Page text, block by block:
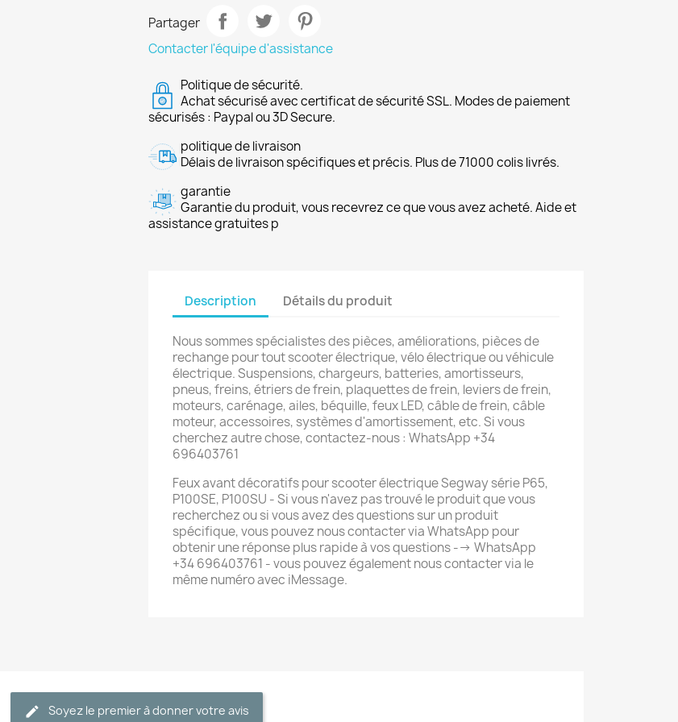
Partager
Contacter l'équipe d'assistance
Politique de sécurité.
Achat sécurisé avec certificat de sécurité SSL. Modes de paiement
sécurisés : Paypal ou 3D Secure.
politique de livraison
Délais de livraison spécifiques et précis. Plus de 71000 colis livrés.
garantie
Garantie du produit, vous recevrez ce que vous avez acheté. Aide et
assistance gratuites p
Description Détails du produit
Nous sommes spécialistes des pièces, améliorations, pièces de
rechange pour tout scooter électrique, vélo électrique ou véhicule
électrique. Suspensions, chargeurs, batteries, amortisseurs,
pneus, freins, étriers de frein, plaquettes de frein, leviers de frein,
moteurs, carénage, ailes, béquille, feux LED, câble de frein, câble
moteur, accessoires, systèmes d'amortissement, etc. Si vous
cherchez autre chose, contactez-nous : WhatsApp +34
696403761
Feux avant décoratifs pour scooter électrique Segway série P65,
P100SE, P100SU - Si vous n'avez pas trouvé le produit que vous
recherchez ou si vous avez des questions sur un produit
spécifique, vous pouvez nous contacter via WhatsApp pour
obtenir une réponse plus rapide à vos questions --> WhatsApp
+34 696403761 - vous pouvez également nous contacter via le
même numéro avec iMessage.
Soyez le premier à donner votre avis